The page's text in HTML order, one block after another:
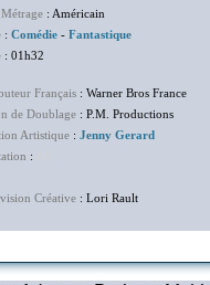
: Américain
: Comédie - Fantastique
: 01h32
Français : Warner Bros France
de Doublage : P.M. Productions
Artistique : Jenny Gerard
:
Créative : Lori Rault